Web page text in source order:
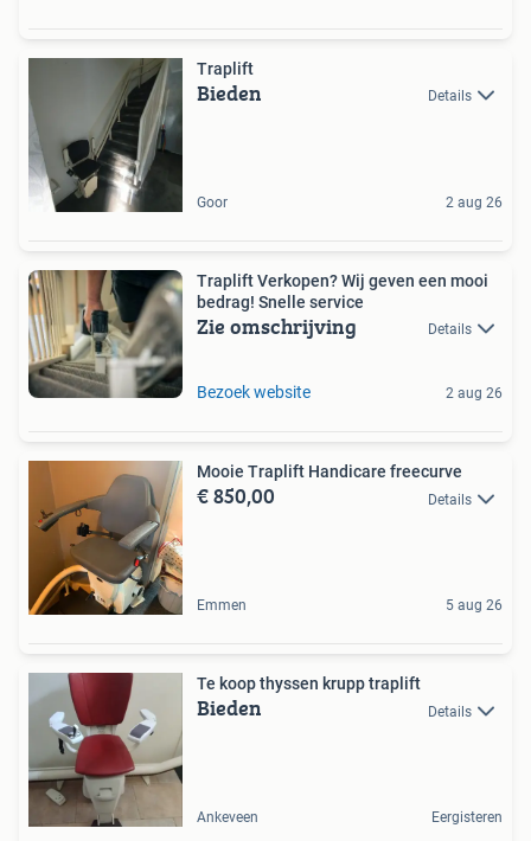
Traplift
Bieden Details
Goor 2 aug 26
Traplift Verkopen? Wij geven een mooi
bedrag! Snelle service
Zie omschrijving Details
Bezoek website 2 aug 26
Mooie Traplift Handicare freecurve
€ 850,00 Details
Emmen 5 aug 26
Te koop thyssen krupp traplift
Bieden Details
Ankeveen Eergisteren